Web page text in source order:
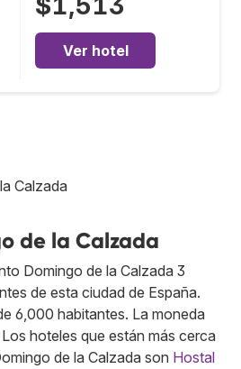
Ver hotel
de la Calzada
Domingo de la Calzada 3
de esta ciudad de España.
6,000 habitantes. La moneda
hoteles que están más cerca
de la Calzada son Hostal